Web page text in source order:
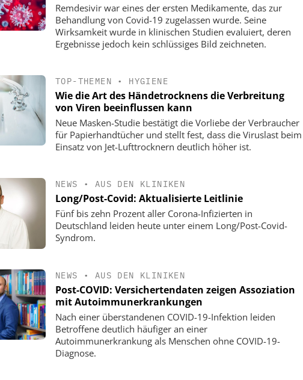
Remdesivir war eines der ersten Medikamente, das zur
Behandlung von Covid-19 zugelassen wurde. Seine
Wirksamkeit wurde in klinischen Studien evaluiert, deren
Ergebnisse jedoch kein schlüssiges Bild zeichneten.
TOP-THEMEN • HYGIENE
Wie die Art des Händetrocknens die Verbreitung
von Viren beeinflussen kann
Neue Masken-Studie bestätigt die Vorliebe der Verbraucher
für Papierhandtücher und stellt fest, dass die Viruslast beim
Einsatz von Jet-Lufttrocknern deutlich höher ist.
NEWS • AUS DEN KLINIKEN
Long/Post-Covid: Aktualisierte Leitlinie
Fünf bis zehn Prozent aller Corona-Infizierten in
Deutschland leiden heute unter einem Long/Post-Covid-
Syndrom.
NEWS • AUS DEN KLINIKEN
Post-COVID: Versichertendaten zeigen Assoziation
mit Autoimmunerkrankungen
Nach einer überstandenen COVID-19-Infektion leiden
Betroffene deutlich häufiger an einer
Autoimmunerkrankung als Menschen ohne COVID-19-
Diagnose.